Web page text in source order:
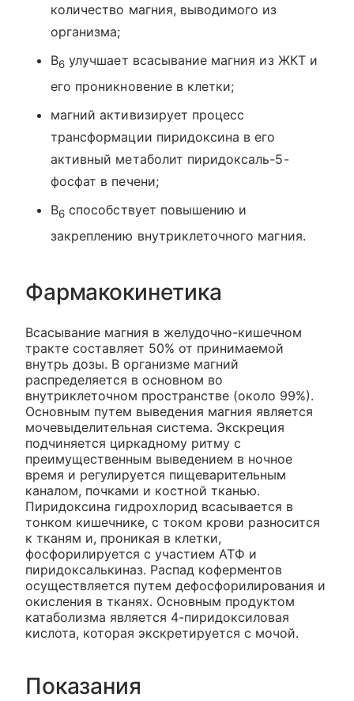
количество магния, выводимого из
организма;
В6 улучшает всасывание магния из ЖКТ и
его проникновение в клетки;
магний активизирует процесс
трансформации пиридоксина в его
активный метаболит пиридоксаль-5-
фосфат в печени;
В6 способствует повышению и
закреплению внутриклеточного магния.
Фармакокинетика
Всасывание магния в желудочно-кишечном
тракте составляет 50% от принимаемой
внутрь дозы. В организме магний
распределяется в основном во
внутриклеточном пространстве (около 99%).
Основным путем выведения магния является
мочевыделительная система. Экскреция
подчиняется циркадному ритму с
преимущественным выведением в ночное
время и регулируется пищеварительным
каналом, почками и костной тканью.
Пиридоксина гидрохлорид всасывается в
тонком кишечнике, с током крови разносится
к тканям и, проникая в клетки,
фосфорилируется с участием АТФ и
пиридоксалькиназ. Распад коферментов
осуществляется путем дефосфорилирования и
окисления в тканях. Основным продуктом
катаболизма является 4-пиридоксиловая
кислота, которая экскретируется с мочой.
Показания